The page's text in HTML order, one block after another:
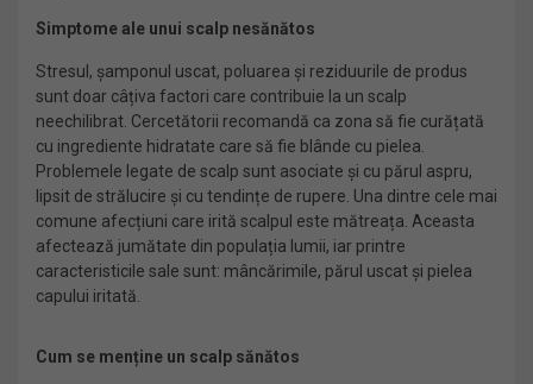
Simptome ale unui scalp nesănătos
Stresul, șamponul uscat, poluarea și reziduurile de produs
sunt doar câțiva factori care contribuie la un scalp
neechilibrat. Cercetătorii recomandă ca zona să fie curățată
cu ingrediente hidratate care să fie blânde cu pielea.
Problemele legate de scalp sunt asociate și cu părul aspru,
lipsit de strălucire și cu tendințe de rupere. Una dintre cele mai
comune afecțiuni care irită scalpul este mătreața. Aceasta
afectează jumătate din populația lumii, iar printre
caracteristicile sale sunt: mâncărimile, părul uscat și pielea
capului iritată.
Cum se menține un scalp sănătos